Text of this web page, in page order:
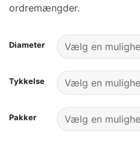
ordremængder.
Diameter
Tykkelse
Pakker